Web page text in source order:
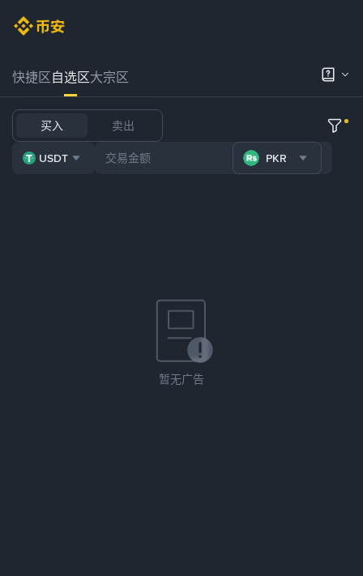
快捷区自选区大宗区
买入 卖出
USDT PKR
暂无广告